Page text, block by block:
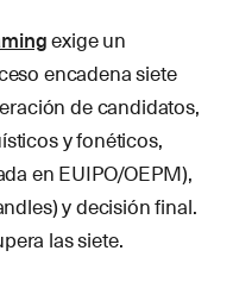
exige un
encadena siete
de candidatos,
y fonéticos,
en EUIPO/OEPM),
y decisión final.
las siete.